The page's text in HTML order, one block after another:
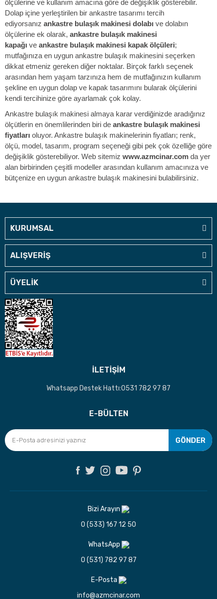
ölçülerine ve kullanım amacına göre de değişiklik gösterebilir.
Dolap içine yerleştirilen bir ankastre tasarımı tercih
ediyorsanız ankastre bulaşık makinesi dolabı ve dolabın
ölçülerine ek olarak, ankastre bulaşık makinesi
kapağı ve ankastre bulaşık makinesi kapak ölçüleri;
mutfağınıza en uygun ankastre bulaşık makinesini seçerken
dikkat etmeniz gereken diğer noktalar. Birçok farklı seçenek
arasından hem yaşam tarzınıza hem de mutfağınızın kullanım
şekline en uygun dolap ve kapak tasarımını bularak ölçülerini
kendi tercihinize göre ayarlamak çok kolay.
Ankastre bulaşık makinesi almaya karar verdiğinizde aradığınız
ölçütlerin en önemlilerinden biri de ankastre bulaşık makinesi
fiyatları oluyor. Ankastre bulaşık makinelerinin fiyatları; renk,
ölçü, model, tasarım, program seçeneği gibi pek çok özelliğe göre
değişiklik gösterebiliyor. Web sitemiz www.azmcinar.com da yer
alan birbirinden çeşitli modeller arasından kullanım amacınıza ve
bütçenize en uygun ankastre bulaşık makinesini bulabilirsiniz.
KURUMSAL
ALIŞVERİŞ
ÜYELİK
İLETİŞİM
Whatsapp Destek Hattı:0531 782 97 87
E-BÜLTEN
GÖNDER
Bizi Arayın
0 (533) 167 12 50
WhatsApp
0 (531) 782 97 87
E-Posta
info@azmcinar.com